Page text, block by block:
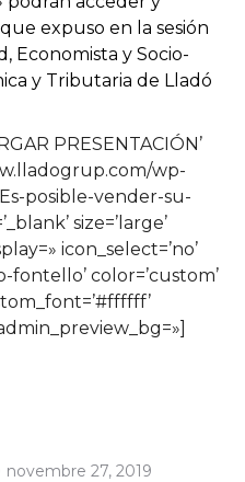
expuso en la sesión
Economista y Socio-
y Tributaria de Lladó
PRESENTACIÓN’
wp-
posible-vender-su-
size=’large’
icon_select=’no’
fontello’ color=’custom’
novembre 27, 2019